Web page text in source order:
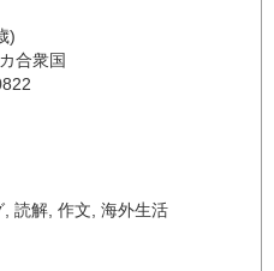
)
合衆国
読解 作文 海外生活